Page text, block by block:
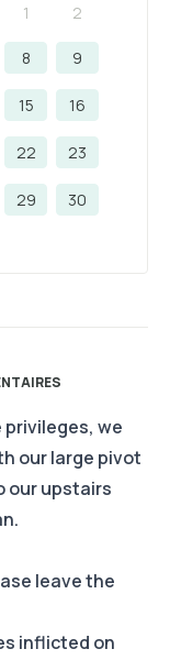
1 2
8 9
15 16
22 23
29 30
we
our large pivot
our upstairs
leave the
inflicted on